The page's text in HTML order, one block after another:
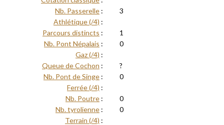
Nb. Passerelle :
3
Athlétique (/4) :
Parcours distincts :
1
Nb. Pont Népalais :
0
Gaz (/4) :
Queue de Cochon :
?
Nb. Pont de Singe :
0
Ferrée (/4) :
Nb. Poutre :
0
Nb. tyrolienne :
0
Terrain (/4) :